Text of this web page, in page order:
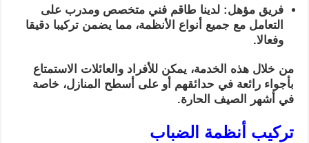
فريق مؤهل: لدينا طاقم فني متخصص ومدرب على
التعامل مع جميع أنواع الأنظمة، مما يضمن تركيبا دقيقا
وفعالا.
من خلال هذه الخدمة، يمكن للأفراد والعائلات الاستمتاع
بأجواء رائعة في حدائقهم أو على أسطح المنازل، خاصة
في أشهر الصيف الحارة.
تركيب أنظمة الضباب